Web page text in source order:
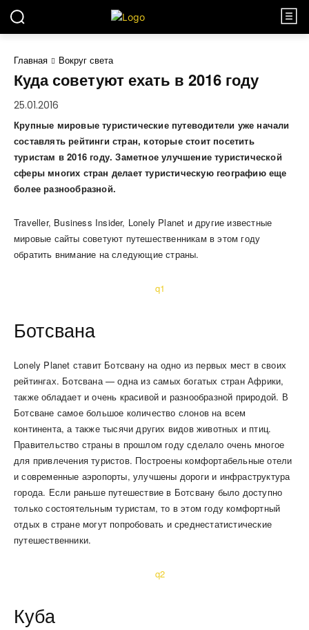
Главная Вокруг света
Куда советуют ехать в 2016 году
25.01.2016
Крупные мировые туристические путеводители уже начали
составлять рейтинги стран, которые стоит посетить
туристам в 2016 году. Заметное улучшение туристической
сферы многих стран делает туристическую географию еще
более разнообразной.
Traveller, Business Insider, Lonely Planet и другие известные
мировые сайты советуют путешественникам в этом году
обратить внимание на следующие страны.
Ботсвана
Lonely Planet ставит Ботсвану на одно из первых мест в своих
рейтингах. Ботсвана — одна из самых богатых стран Африки,
также обладает и очень красивой и разнообразной природой. В
Ботсване самое большое количество слонов на всем
континента, а также тысячи других видов животных и птиц.
Правительство страны в прошлом году сделало очень многое
для привлечения туристов. Построены комфортабельные отели
и современные аэропорты, улучшены дороги и инфраструктура
города. Если раньше путешествие в Ботсвану было доступно
только состоятельным туристам, то в этом году комфортный
отдых в стране могут попробовать и среднестатистические
путешественники.
Куба